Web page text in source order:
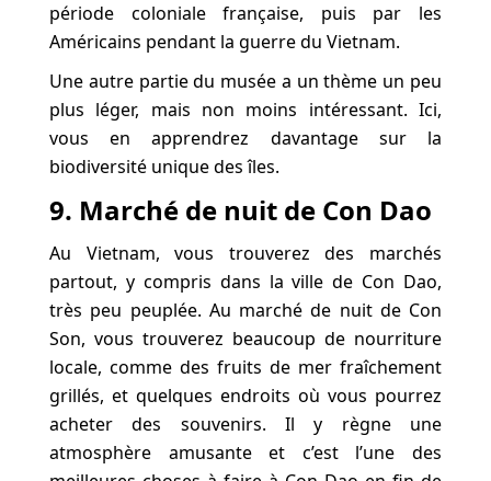
période coloniale française, puis par les
Américains pendant la guerre du Vietnam.
Une autre partie du musée a un thème un peu
plus léger, mais non moins intéressant. Ici,
vous en apprendrez davantage sur la
biodiversité unique des îles.
9. Marché de nuit de Con Dao
Au Vietnam, vous trouverez des marchés
partout, y compris dans la ville de Con Dao,
très peu peuplée. Au marché de nuit de Con
Son, vous trouverez beaucoup de nourriture
locale, comme des fruits de mer fraîchement
grillés, et quelques endroits où vous pourrez
acheter des souvenirs. Il y règne une
atmosphère amusante et c’est l’une des